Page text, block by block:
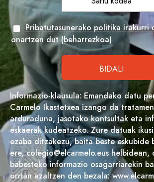
Pribatutasunerako politika irakurri
onartzen dut (beharrezkoa)
Informazio-klausula: Emandako datu
Carmelo Ikastetxea izango da
arduraduna, jasotako kontsultak eta
eskaerak kudeatzeko. Zure datuak
ezaba ditzakezu, baita beste eskubide
ere, colegio@elcarmelo.eus helbidean,
babesteko informazio osagarriarekin
orrian azaltzen den bezala: